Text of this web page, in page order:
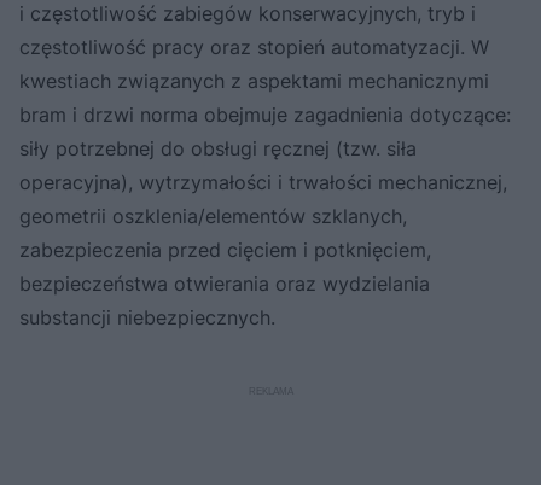
i częstotliwość zabiegów konserwacyjnych, tryb i
częstotliwość pracy oraz stopień automatyzacji. W
kwestiach związanych z aspektami mechanicznymi
bram i drzwi norma obejmuje zagadnienia dotyczące:
siły potrzebnej do obsługi ręcznej (tzw. siła
operacyjna), wytrzymałości i trwałości mechanicznej,
geometrii oszklenia/elementów szklanych,
zabezpieczenia przed cięciem i potknięciem,
bezpieczeństwa otwierania oraz wydzielania
substancji niebezpiecznych.